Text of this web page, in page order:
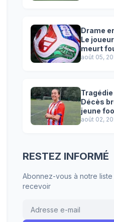
Drame
Le
meurt
plein
août 05,
Décès
jeune
Faten
août 02,
RESTEZ INFORMÉ
Abonnez-vous à notre
recevoir